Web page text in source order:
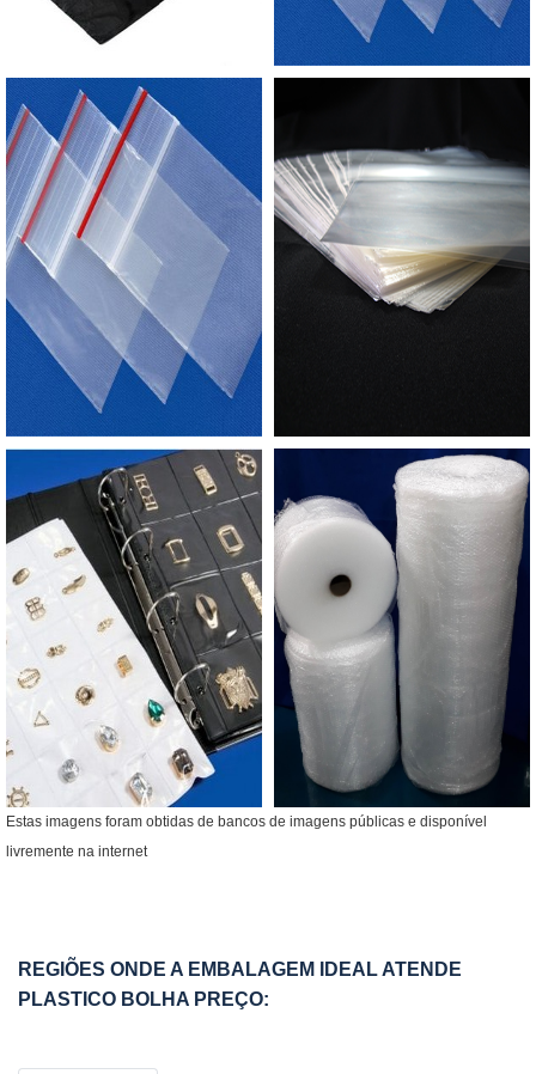
Estas imagens foram obtidas de bancos de imagens públicas e disponível
livremente na internet
REGIÕES ONDE A EMBALAGEM IDEAL ATENDE
PLASTICO BOLHA PREÇO: